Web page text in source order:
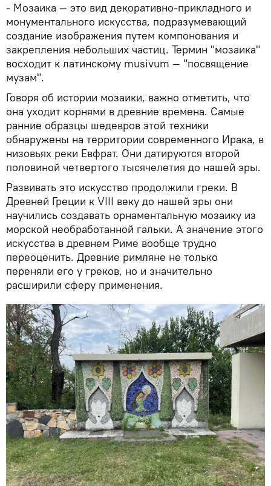
- Мозаика — это вид декоративно-прикладного и
монументального искусства, подразумевающий
создание изображения путем компонования и
закрепления небольших частиц. Термин "мозаика"
восходит к латинскому musivum — "посвящение
музам".
Говоря об истории мозаики, важно отметить, что
она уходит корнями в древние времена. Самые
ранние образцы шедевров этой техники
обнаружены на территории современного Ирака, в
низовьях реки Евфрат. Они датируются второй
половиной четвертого тысячелетия до нашей эры.
Развивать это искусство продолжили греки. В
Древней Греции к VIII веку до нашей эры они
научились создавать орнаментальную мозаику из
морской необработанной гальки. А значение этого
искусства в древнем Риме вообще трудно
переоценить. Древние римляне не только
переняли его у греков, но и значительно
расширили сферу применения.